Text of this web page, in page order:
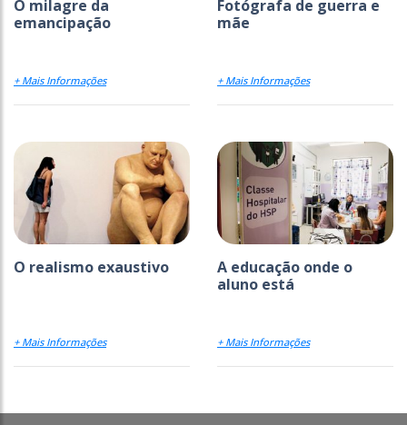
O milagre da
emancipação
+ Mais Informações
Fotógrafa de guerra e
mãe
+ Mais Informações
O realismo exaustivo
+ Mais Informações
A educação onde o
aluno está
+ Mais Informações